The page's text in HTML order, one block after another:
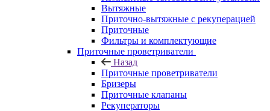
Вытяжные
Приточно-вытяжные с рекуперацией
Приточные
Фильтры и комплектующие
Приточные проветриватели
Назад
Приточные проветриватели
Бризеры
Приточные клапаны
Рекуператоры